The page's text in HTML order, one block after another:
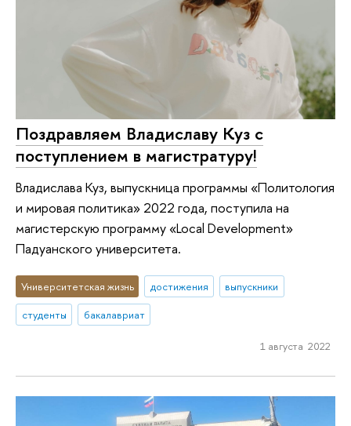
Поздравляем Владиславу Куз с
поступлением в магистратуру!
Владислава Куз, выпускница программы «Политология
и мировая политика» 2022 года, поступила на
магистерскую программу «Local Development»
Падуанского университета.
Университетская жизнь достижения
выпускники
студенты
бакалавриат
1 августа 2022